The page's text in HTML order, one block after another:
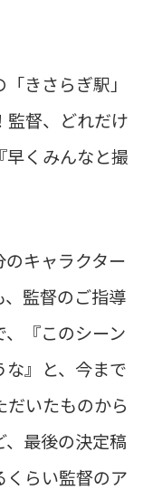
きさらぎ駅」
監督、どれだけ
早くみんなと撮
のキャラクター
監督のご指導
『このシーン
』と、今まで
いたものから
最後の決定稿
くらい監督のア